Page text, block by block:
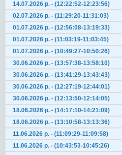
14.07.2026 р. - (12:22:52-12:23:56)
02.07.2026 р. - (11:29:20-11:31:03)
01.07.2026 р. - (12:56:08-13:19:33)
01.07.2026 р. - (11:03:19-11:03:45)
01.07.2026 р. - (10:49:27-10:50:26)
30.06.2026 р. - (13:57:38-13:58:10)
30.06.2026 р. - (13:41:29-13:43:43)
30.06.2026 р. - (12:27:19-12:44:01)
30.06.2026 р. - (12:13:50-12:14:05)
18.06.2026 р. - (14:17:10-14:21:09)
18.06.2026 р. - (13:10:58-13:13:36)
11.06.2026 р. - (11:09:29-11:09:58)
11.06.2026 р. - (10:43:53-10:45:26)